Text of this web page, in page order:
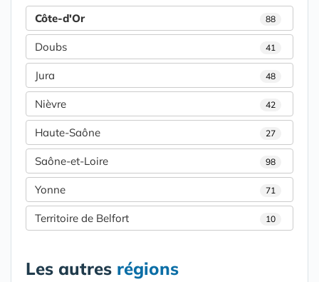
Côte-d'Or 88
Doubs 41
Jura 48
Nièvre 42
Haute-Saône 27
Saône-et-Loire 98
Yonne 71
Territoire de Belfort 10
Les autres régions